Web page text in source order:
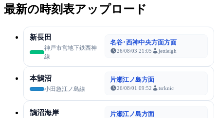
最新の時刻表アップロード
新長田
神戸市営地下鉄西神
線
名谷･西神中央方面方面
26/08/03 21:05 jettleigh
本鵠沼
小田急江ノ島線
片瀬江ノ島方面
26/08/01 09:52 tsrknic
鵠沼海岸 片瀬江ノ島方面